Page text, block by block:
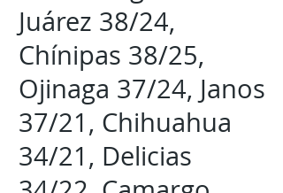
Juárez 38/24,
Chínipas 38/25,
Ojinaga 37/24, Janos
37/21, Chihuahua
34/21, Delicias